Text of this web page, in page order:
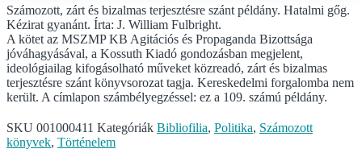
Számozott, zárt és bizalmas terjesztésre szánt példány. Hatalmi gőg.
Kézirat gyanánt. Írta: J. William Fulbright.
A kötet az MSZMP KB Agitációs és Propaganda Bizottsága
jóváhagyásával, a Kossuth Kiadó gondozásban megjelent,
ideológiailag kifogásolható műveket közreadó, zárt és bizalmas
terjesztésre szánt könyvsorozat tagja. Kereskedelmi forgalomba nem
került. A címlapon számbélyegzéssel: ez a 109. számú példány.
SKU 001000411 Kategóriák Bibliofilia, Politika, Számozott
könyvek, Történelem